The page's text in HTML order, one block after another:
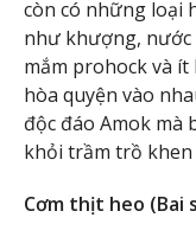
còn có những loại
như khượng,
mắm prohock và ít
hòa quyện vào
độc đáo Amok mà
khỏi trầm trồ khen
Cơm thịt heo (Bai